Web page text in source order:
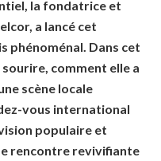
la fondatrice et
a lancé cet
phénoménal. Dans cet
comment elle a
scène locale
vous international
populaire et
rencontre revivifiante